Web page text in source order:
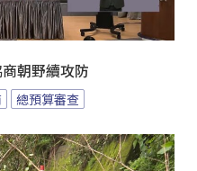
朝野續攻防
總預算審查